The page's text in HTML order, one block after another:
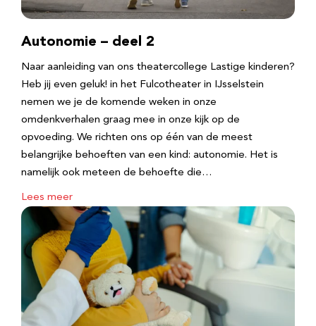
Autonomie – deel 2
Naar aanleiding van ons theatercollege Lastige kinderen?
Heb jij even geluk! in het Fulcotheater in IJsselstein
nemen we je de komende weken in onze
omdenkverhalen graag mee in onze kijk op de
opvoeding. We richten ons op één van de meest
belangrijke behoeften van een kind: autonomie. Het is
namelijk ook meteen de behoefte die…
Lees meer